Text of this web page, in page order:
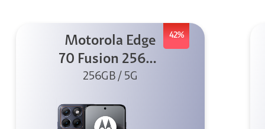
42%
Motorola Edge
70 Fusion 256GB
Azul
256GB / 5G